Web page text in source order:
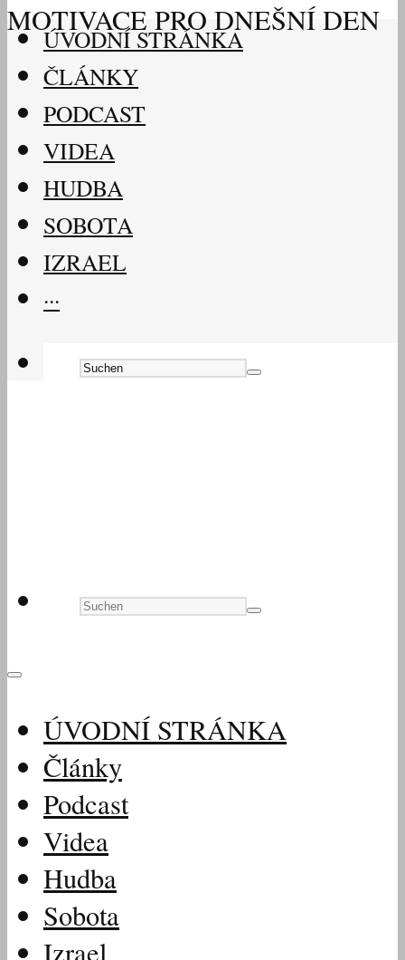
MOTIVACE PRO DNEŠNÍ DEN
ÚVODNÍ STRÁNKA
ČLÁNKY
PODCAST
VIDEA
HUDBA
SOBOTA
IZRAEL
···
ÚVODNÍ STRÁNKA
Články
Podcast
Videa
Hudba
Sobota
Izrael